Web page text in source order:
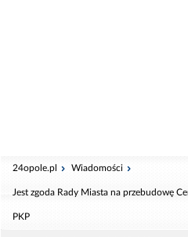
24opole.pl Wiadomości
Jest zgoda Rady Miasta na przebudowę
PKP